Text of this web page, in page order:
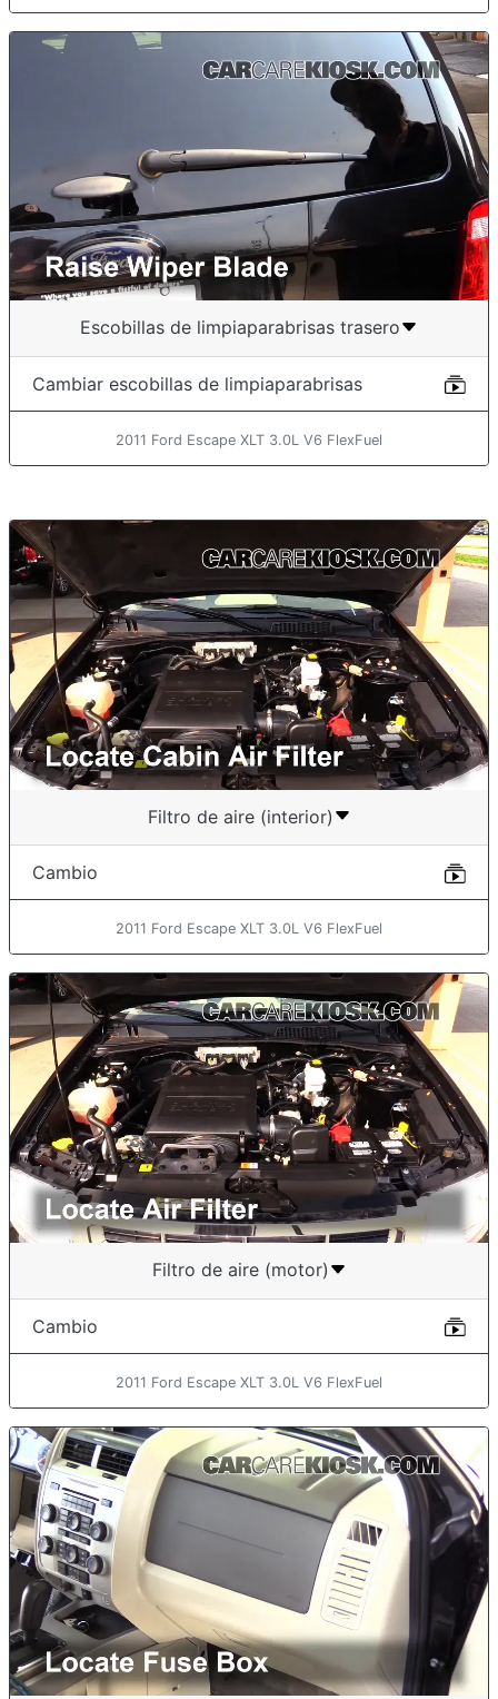
Escobillas de limpiaparabrisas trasero
Cambiar escobillas de limpiaparabrisas
2011 Ford Escape XLT 3.0L V6 FlexFuel
Filtro de aire (interior)
Cambio
2011 Ford Escape XLT 3.0L V6 FlexFuel
Filtro de aire (motor)
Cambio
2011 Ford Escape XLT 3.0L V6 FlexFuel